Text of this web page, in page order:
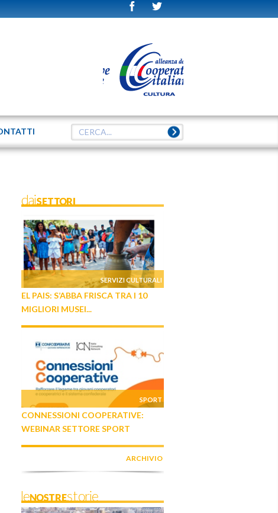
daiSETTORI
SERVIZI CULTURALI
EL PAIS: S’ABBA FRISCA TRA I 10
MIGLIORI MUSEI...
SPORT
CONNESSIONI COOPERATIVE:
WEBINAR SETTORE SPORT
ARCHIVIO
leNOSTREstorie